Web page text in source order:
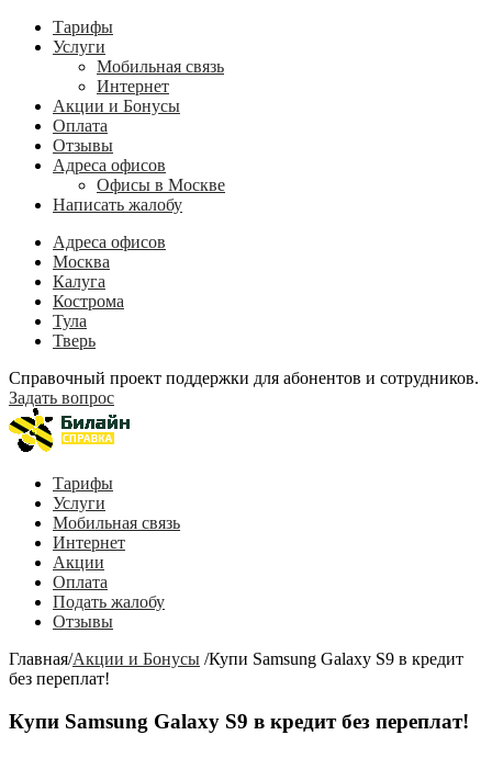
Тарифы
Услуги
Мобильная связь
Интернет
Акции и Бонусы
Оплата
Отзывы
Адреса офисов
Офисы в Москве
Написать жалобу
Адреса офисов
Москва
Калуга
Кострома
Тула
Тверь
Справочный проект поддержки для абонентов и сотрудников.
Задать вопрос
Тарифы
Услуги
Мобильная связь
Интернет
Акции
Оплата
Подать жалобу
Отзывы
Главная/Акции и Бонусы /Купи Samsung Galaxy S9 в кредит
без переплат!
Купи Samsung Galaxy S9 в кредит без переплат!